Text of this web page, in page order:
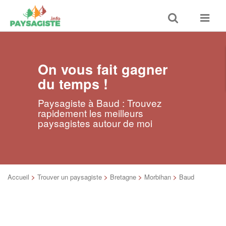
Toggle
search
Toggle
On vous fait gagner
du temps !
Paysagiste à Baud : Trouvez
rapidement les meilleurs
paysagistes autour de moi
Accueil > Trouver un paysagiste > Bretagne > Morbihan > Baud